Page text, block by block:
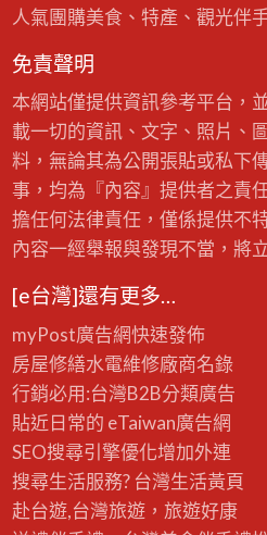
人氣團購美食、特產、觀光伴
免責聲明
本網站僅提供資訊參考平台，
載一切的資訊、文字、照片、
料，無論其為公開張貼或私下
事，均為『內容』提供者之責
擔任何法律責任，僅係提供不
內容一經舉報與發現不當，將
[e台灣]還有更多…
myPost廣告網快速發佈
房屋修繕水電維修廠商名錄
行銷必用:台灣B2B分類廣告
貼近日常的 eTaiwan廣告網
SEO搜尋引擎優化增加外連
搜尋生活服務? 台灣生活黃頁
赴台遊,台灣旅遊，旅遊好康